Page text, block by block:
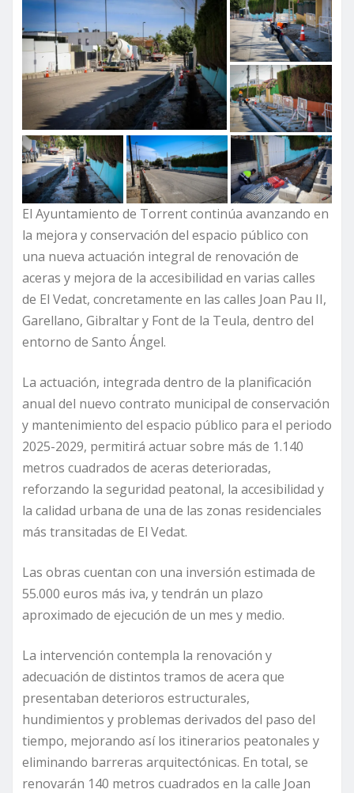
El Ayuntamiento de Torrent continúa avanzando en
la mejora y conservación del espacio público con
una nueva actuación integral de renovación de
aceras y mejora de la accesibilidad en varias calles
de El Vedat, concretamente en las calles Joan Pau II,
Garellano, Gibraltar y Font de la Teula, dentro del
entorno de Santo Ángel.
La actuación, integrada dentro de la planificación
anual del nuevo contrato municipal de conservación
y mantenimiento del espacio público para el periodo
2025-2029, permitirá actuar sobre más de 1.140
metros cuadrados de aceras deterioradas,
reforzando la seguridad peatonal, la accesibilidad y
la calidad urbana de una de las zonas residenciales
más transitadas de El Vedat.
Las obras cuentan con una inversión estimada de
55.000 euros más iva, y tendrán un plazo
aproximado de ejecución de un mes y medio.
La intervención contempla la renovación y
adecuación de distintos tramos de acera que
presentaban deterioros estructurales,
hundimientos y problemas derivados del paso del
tiempo, mejorando así los itinerarios peatonales y
eliminando barreras arquitectónicas. En total, se
renovarán 140 metros cuadrados en la calle Joan